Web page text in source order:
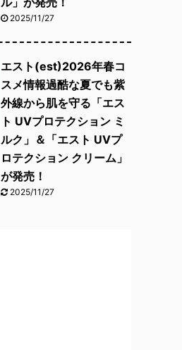
2025/11/27
エスト(est)2026年春コ
スメ情報過酷な夏でも紫
外線から肌を守る「エス
ト UVプロテクション ミ
ルク」＆「エスト UVプ
ロテクション クリーム」
が発売！
2025/11/27